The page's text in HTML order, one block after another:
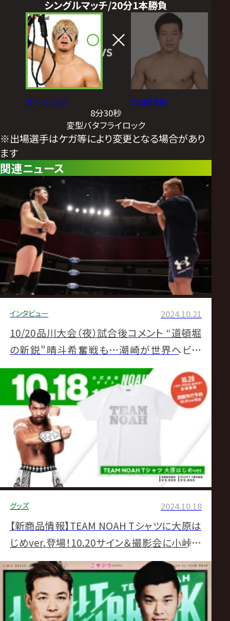
シングルマッチ/20分1本勝負
カイ・フジムラ
VS
小田嶋大樹
8分30秒
変型バタフライロック
※出場選手はケガ等により変更となる場合があり
ます
関連ニュース
インタビュー 2024.10.21
10/20品川大会（夜）試合後コメント “道頓堀
の新鋭"晴斗希奮戦も…潮崎が世界ヘビー
堂々初防衛 11・24新木場で石川修司迎撃へ
グッズ 2024.10.18
【新商品情報】TEAM NOAH Tシャツに大原は
じめver.登場！10.20サイン＆撮影会に小峠篤
司選手と一緒に登場、この機会にぜひご参加く
ださい！